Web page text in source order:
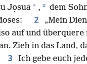
Jọsua * , a dem
2 „Mein
auf und überquere
Zieh in das Land,
3
Ich gebe euch